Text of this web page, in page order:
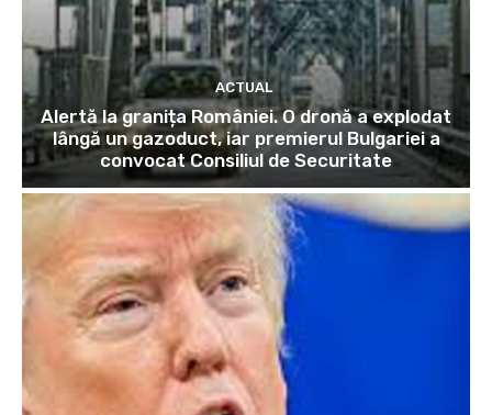
ACTUAL
Alertă la granița României. O dronă a explodat
lângă un gazoduct, iar premierul Bulgariei a
convocat Consiliul de Securitate